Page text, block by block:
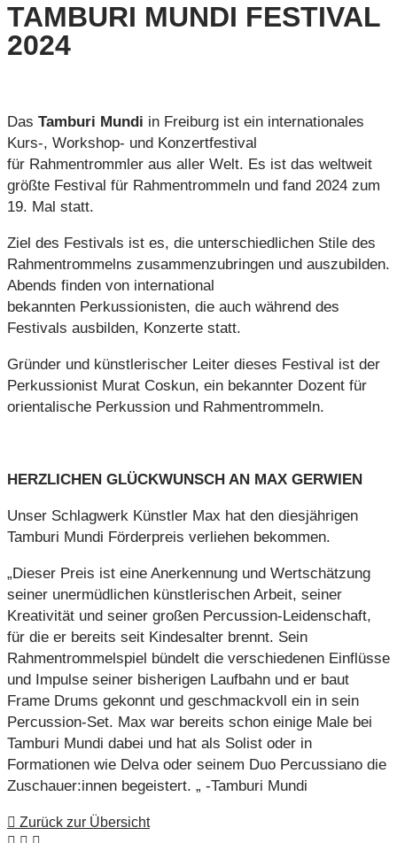
TAMBURI MUNDI FESTIVAL
2024
Das Tamburi Mundi in Freiburg ist ein internationales
Kurs-, Workshop- und Konzertfestival
für Rahmentrommler aus aller Welt. Es ist das weltweit
größte Festival für Rahmentrommeln und fand 2024 zum
19. Mal statt.
Ziel des Festivals ist es, die unterschiedlichen Stile des
Rahmentrommelns zusammenzubringen und auszubilden.
Abends finden von international
bekannten Perkussionisten, die auch während des
Festivals ausbilden, Konzerte statt.
Gründer und künstlerischer Leiter dieses Festival ist der
Perkussionist Murat Coskun, ein bekannter Dozent für
orientalische Perkussion und Rahmentrommeln.
HERZLICHEN GLÜCKWUNSCH AN MAX GERWIEN
Unser Schlagwerk Künstler Max hat den diesjährigen
Tamburi Mundi Förderpreis verliehen bekommen.
„Dieser Preis ist eine Anerkennung und Wertschätzung
seiner unermüdlichen künstlerischen Arbeit, seiner
Kreativität und seiner großen Percussion-Leidenschaft,
für die er bereits seit Kindesalter brennt. Sein
Rahmentrommelspiel bündelt die verschiedenen Einflüsse
und Impulse seiner bisherigen Laufbahn und er baut
Frame Drums gekonnt und geschmackvoll ein in sein
Percussion-Set. Max war bereits schon einige Male bei
Tamburi Mundi dabei und hat als Solist oder in
Formationen wie Delva oder seinem Duo Percussiano die
Zuschauer:innen begeistert. „ -Tamburi Mundi
Zurück zur Übersicht